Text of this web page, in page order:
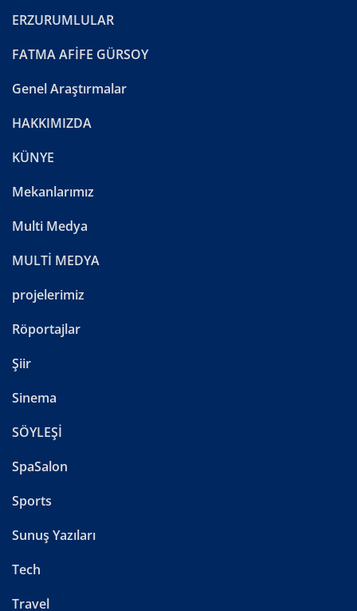
ERZURUMLULAR
FATMA AFİFE GÜRSOY
Genel Araştırmalar
HAKKIMIZDA
KÜNYE
Mekanlarımız
Multi Medya
MULTİ MEDYA
projelerimiz
Röportajlar
Şiir
Sinema
SÖYLEŞİ
SpaSalon
Sports
Sunuş Yazıları
Tech
Travel